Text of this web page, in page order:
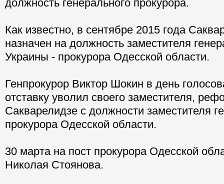
должность генерального прокурора.
Как известно, в сентябре 2015 года
назначен на должность заместителя
Украины - прокурора Одесской области.
Генпрокурор Виктор Шокин в день
отставку уволил своего заместителя,
Сакварелидзе с должности заместителя
прокурора Одесской области.
30 марта на пост прокурора Одесской
Николая Стоянова.